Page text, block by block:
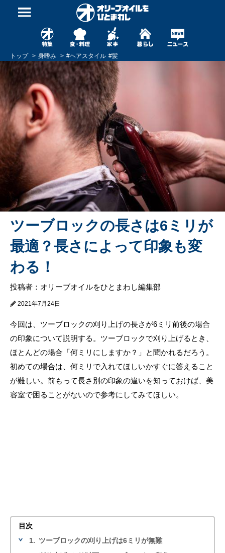
トップ 身嗜み #ヘアスタイル #髪
ツーブロックの長さは6ミリが
最適？長さによって印象も変
わる！
投稿者：オリーブオイルをひとまわし編集部
2021年7月24日
今回は、ツーブロックの刈り上げの長さが6ミリ前後の場合
の印象について説明する。ツーブロックで刈り上げるとき、
ほとんどの場合「何ミリにしますか？」と聞かれるだろう。
初めての場合は、何ミリで入れてほしいかすぐに答えること
が難しい。前もって長さ別の印象の違いを知っておけば、美
容室で困ることがないので参考にしてみてほしい。
目次
1. ツーブロックの刈り上げは6ミリが無難